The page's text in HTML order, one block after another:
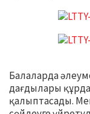
Балаларда
дағдылары
қалыптасады.